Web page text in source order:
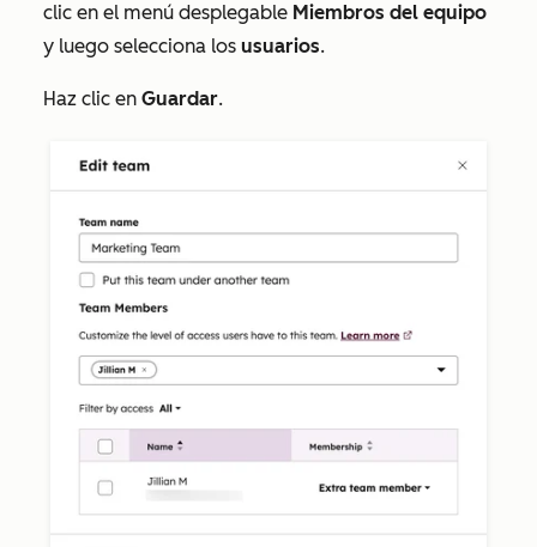
clic en el menú desplegable Miembros del equipo
y luego selecciona los usuarios.
Haz clic en Guardar.